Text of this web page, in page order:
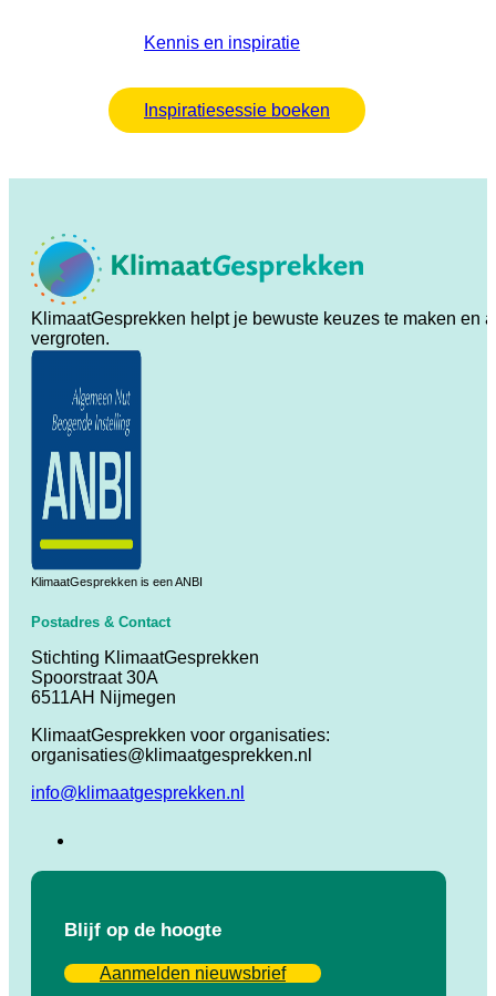
Kennis en inspiratie
Inspiratiesessie boeken
KlimaatGesprekken helpt je bewuste keuzes te maken en
vergroten.
KlimaatGesprekken is een ANBI
Postadres & Contact
Stichting KlimaatGesprekken
Spoorstraat 30A
6511AH Nijmegen
KlimaatGesprekken voor organisaties:
organisaties@klimaatgesprekken.nl
info@klimaatgesprekken.nl
Blijf op de hoogte
Aanmelden nieuwsbrief